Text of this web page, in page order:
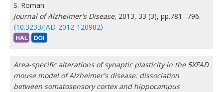
S. Roman
Journal of Alzheimer's Disease, 2013, 33 (3), pp.781--796.
⟨10.3233/JAD-2012-120982⟩
Area-specific alterations of synaptic plasticity in the 5XFAD
mouse model of Alzheimer's disease: dissociation
between somatosensory cortex and hippocampus